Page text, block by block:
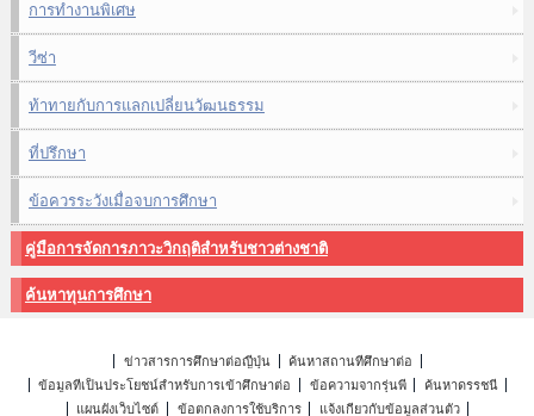
การทำงานพิเศษ
วีซ่า
ท้าทายกับการแลกเปลี่ยนวัฒนธรรม
ที่ปรึกษา
ข้อควรระวังเมื่อจบการศึกษา
คู่มือการจัดการภาวะวิกฤติสำหรับชาวต่างชาติ
ค้นหาทุนการศึกษา
ข่าวสารการศึกษาต่อญี่ปุ่น
ค้นหาสถานที่ศึกษาต่อ
ข้อมูลที่เป็นประโยชน์สำหรับการเข้าศึกษาต่อ
ข้อความจากรุ่นพี่
ค้นหาดรรชนี
แผนผังเว็บไซต์
ข้อตกลงการใช้บริการ
แจ้งเกี่ยวกับข้อมูลส่วนตัว